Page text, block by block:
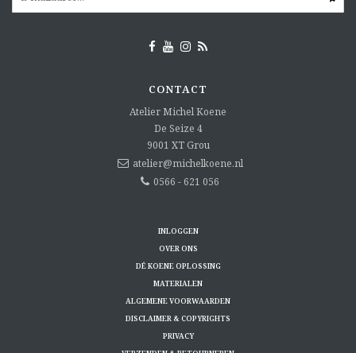
CONTACT
Atelier Michel Koene
De Seize 4
9001 XT Grou
atelier@michelkoene.nl
0566 - 621 056
INLOGGEN
OVER ONS
DÉ KOENE OPLOSSING
MATERIALEN
ALGEMENE VOORWAARDEN
DISCLAIMER & COPYRIGHTS
PRIVACY